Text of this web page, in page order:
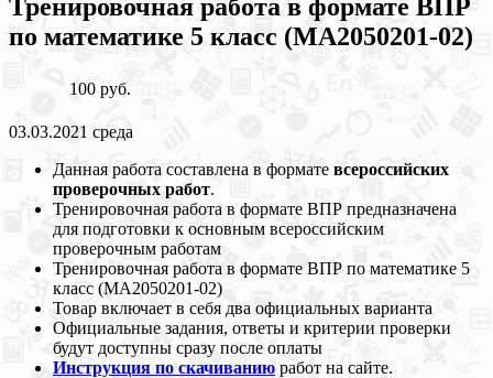
Тренировочная работа в формате ВПР
по математике 5 класс (МА2050201-02)
100 руб.
03.03.2021 среда
Данная работа составлена в формате всероссийских
проверочных работ.
Тренировочная работа в формате ВПР предназначена
для подготовки к основным всероссийским
проверочным работам
Тренировочная работа в формате ВПР по математике 5
класс (МА2050201-02)
Товар включает в себя два официальных варианта
Официальные задания, ответы и критерии проверки
будут доступны сразу после оплаты
Инструкция по скачиванию работ на сайте.